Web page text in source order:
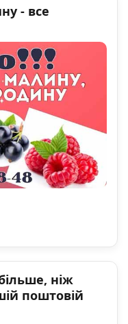
- все
ніж
поштовій